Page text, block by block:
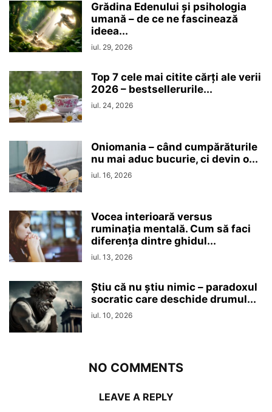
Grădina Edenului și psihologia
umană – de ce ne fascinează
ideea...
iul. 29, 2026
Top 7 cele mai citite cărți ale verii
2026 – bestsellerurile...
iul. 24, 2026
Oniomania – când cumpărăturile
nu mai aduc bucurie, ci devin o...
iul. 16, 2026
Vocea interioară versus
ruminaţia mentală. Cum să faci
diferența dintre ghidul...
iul. 13, 2026
Ştiu că nu ştiu nimic – paradoxul
socratic care deschide drumul...
iul. 10, 2026
NO COMMENTS
LEAVE A REPLY